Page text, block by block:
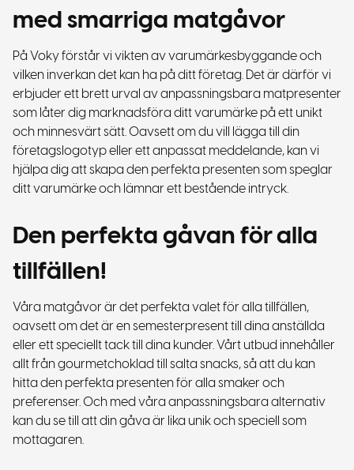
med smarriga matgåvor
På Voky förstår vi vikten av varumärkesbyggande och
vilken inverkan det kan ha på ditt företag. Det är därför vi
erbjuder ett brett urval av anpassningsbara matpresenter
som låter dig marknadsföra ditt varumärke på ett unikt
och minnesvärt sätt. Oavsett om du vill lägga till din
företagslogotyp eller ett anpassat meddelande, kan vi
hjälpa dig att skapa den perfekta presenten som speglar
ditt varumärke och lämnar ett bestående intryck.
Den perfekta gåvan för alla
tillfällen!
Våra matgåvor är det perfekta valet för alla tillfällen,
oavsett om det är en semesterpresent till dina anställda
eller ett speciellt tack till dina kunder. Vårt utbud innehåller
allt från gourmetchoklad till salta snacks, så att du kan
hitta den perfekta presenten för alla smaker och
preferenser. Och med våra anpassningsbara alternativ
kan du se till att din gåva är lika unik och speciell som
mottagaren.